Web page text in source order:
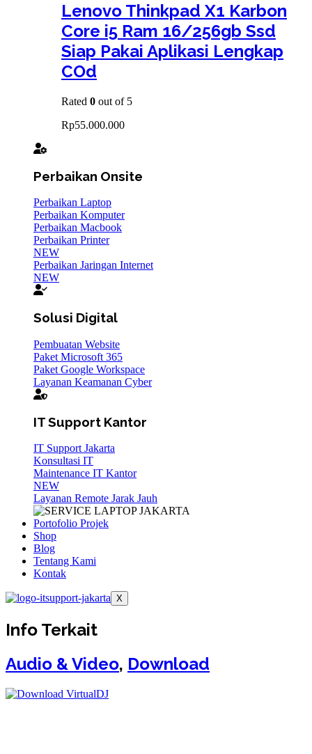
Lenovo Thinkpad X1 Karbon
Core i5 Ram 16/256gb Ssd
Siap Pakai Aplikasi Lengkap
COd
Rated 0 out of 5
Rp55.000.000
Perbaikan Onsite
Perbaikan Laptop
Perbaikan Komputer
Perbaikan Macbook
Perbaikan Printer
NEW
Perbaikan Jaringan Internet
NEW
Solusi Digital
Pembuatan Website
Paket Microsoft 365
Paket Google Workspace
Layanan Keamanan Cyber
IT Support Kantor
IT Support Jakarta
Konsultasi IT
Maintenance IT Kantor
NEW
Layanan Remote Jarak Jauh
Portofolio Projek
Shop
Blog
Tentang Kami
Kontak
X
Info Terkait
Audio & Video, Download